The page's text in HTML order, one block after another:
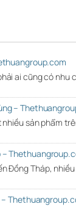
ai cũng có nhu
–
sản phẩm
Đồng Tháp,